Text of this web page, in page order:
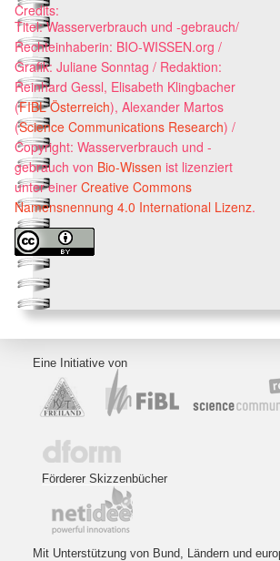
Credits:
Titel: Wasserverbrauch und -gebrauch/
Rechteinhaberin: BIO-WISSEN.org /
Grafik: Juliane Sonntag / Redaktion:
Reinhard Gessl, Elisabeth Klingbacher
(FIBL Österreich), Alexander Martos
(Science Communications Research) /
Copyright: Wasserverbrauch und -
gebrauch von Bio-Wissen ist lizenziert
unter einer Creative Commons
Namensnennung 4.0 International Lizenz.
Eine Initiative von
Förderer Skizzenbücher
Mit Unterstützung von Bund, Ländern und